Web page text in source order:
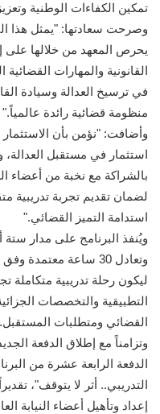
تمكين الكفاءات الوطنية
وصرحت سعادتها: "يمثل هذا
يحرص المعهد من خلالها على
القانونية والمهارات
في ترسيخ العدالة وسيادة
منظومة قضائية رائدة عالمياً."
وأضافت: "نؤمن بأن الاستثمار
استثمار في مستقبل العدالة،
بالشراكة مع نخبة من أعضاء
لضمان تقديم تجربة تدريبية
استدامة التميز القضائي."
وتعادل 30 ساعة
ليكون رحلة تدريبية متكاملة
التطبيقية والتخصصات
القضائي ومتطلبات المستقبل.
وتزامناً مع إطلاق الدفعة
الدفعة الرابعة عشرة من
التدريبي.. أثر لا يتوقف"،
إعداد وتأهيل أعضاء النيابة